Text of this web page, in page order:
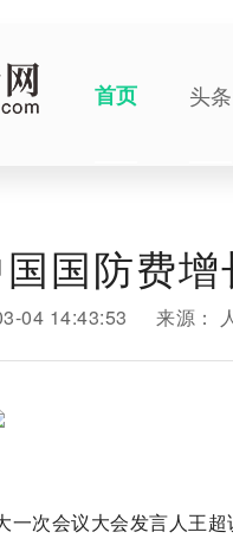
首页 头条
国防费
04 14:43:53 来源：
一次会议大会发言人王